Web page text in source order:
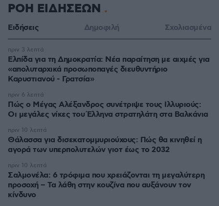
ΡΟΗ ΕΙΔΗΣΕΩΝ
Ειδήσεις Δημοφιλή Σχολιασμένα
Ελπίδα για τη Δημοκρατία: Νέα παραίτηση με αιχμές για
«απολυταρχικά προσωποπαγές διευθυντήριο
Καρυστιανού - Γρατσία»
πριν 3 λεπτά
Πώς ο Μέγας Αλέξανδρος συνέτριψε τους Ιλλυριούς:
Οι μεγάλες νίκες του Έλληνα στρατηλάτη στα Βαλκάνια
πριν 6 λεπτά
Θάλασσα για δισεκατομμυριούχους: Πώς θα κινηθεί η
αγορά των υπερπολυτελών γιοτ έως το 2032
πριν 10 λεπτά
Σαλμονέλα: 6 τρόφιμα που χρειάζονται τη μεγαλύτερη
προσοχή – Τα λάθη στην κουζίνα που αυξάνουν τον
κίνδυνο
πριν 10 λεπτά